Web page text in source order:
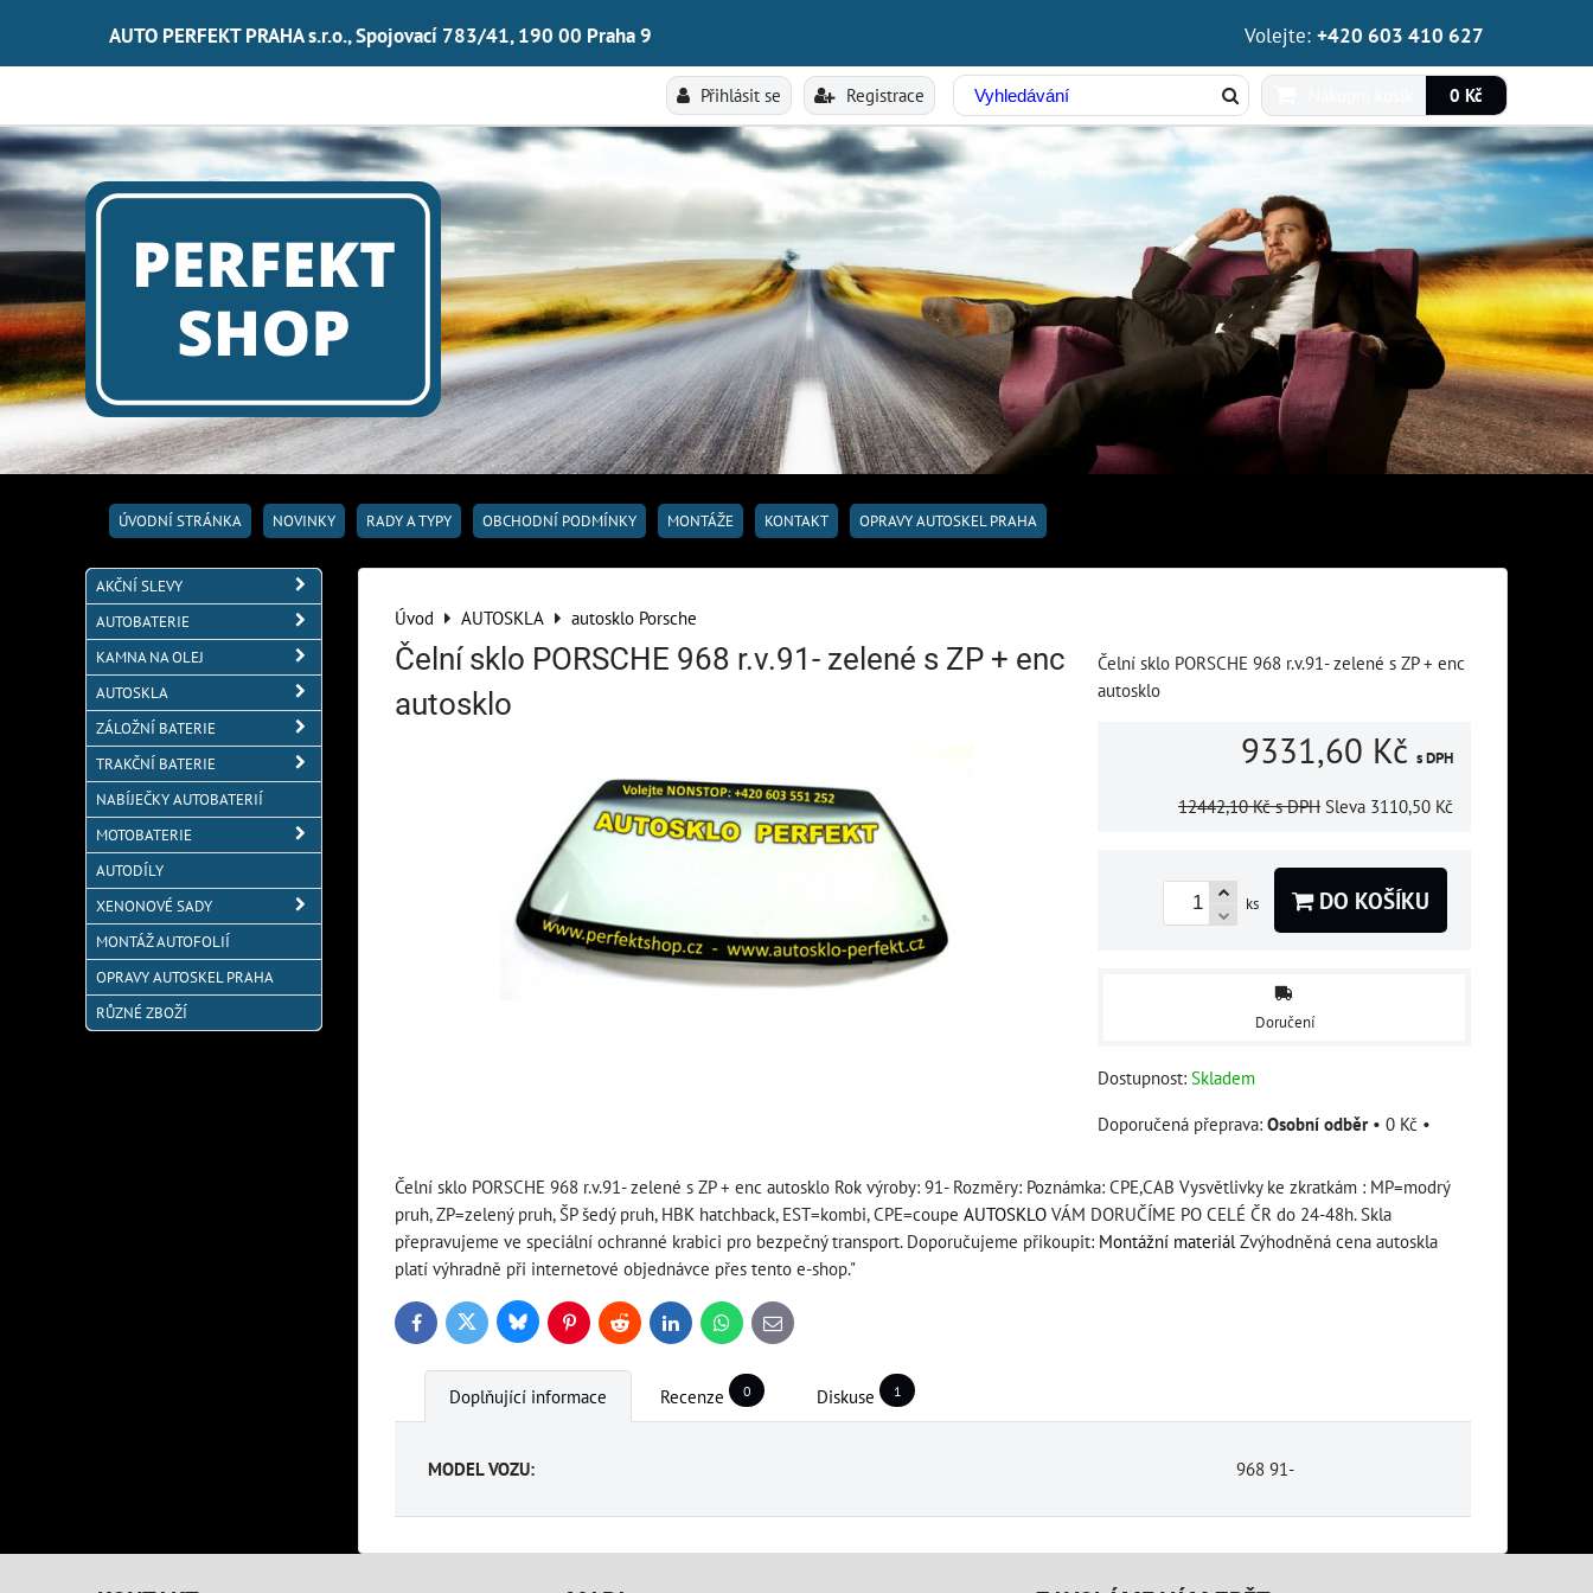
AUTO PERFEKT PRAHA s.r.o., Spojovací 783/41, 190 00 Praha 9 Volejte: +420 603 410 627
Přihlásit se Registrace 0 Kč
ÚVODNÍ STRÁNKA NOVINKY RADY A TYPY OBCHODNÍ PODMÍNKY MONTÁŽE KONTAKT OPRAVY AUTOSKEL PRAHA
Úvod AUTOSKLA autosklo Porsche
Čelní sklo PORSCHE 968 r.v.91- zelené s ZP + enc
autosklo
Čelní sklo PORSCHE 968 r.v.91- zelené s ZP + enc
autosklo
9331,60 Kč s DPH
12442,10 Kč s DPH Sleva 3110,50 Kč
ks DO KOŠÍKU
Doručení
Dostupnost: Skladem
Osobní odběr • 0 Kč •
Čelní sklo PORSCHE 968 r.v.91- zelené s ZP + enc autosklo Rok výroby: 91- Rozměry: Poznámka: CPE,CAB Vysvětlivky ke zkratkám : MP=modrý
pruh, ZP=zelený pruh, ŠP šedý pruh, HBK hatchback, EST=kombi, CPE=coupe AUTOSKLO VÁM DORUČÍME PO CELÉ ČR do 24-48h. Skla
přepravujeme ve speciální ochranné krabici pro bezpečný transport. Doporučujeme přikoupit: Montážní materiálZvýhodněná cena autoskla
platí výhradně při internetové objednávce přes tento e-shop."
FacebookTwitter BlueskyPinterestReddit LinkedInWhatsApp
E-
mail
Doplňující informace Recenze 0 Diskuse 1
MODEL VOZU: 968 91-
AKČNÍ SLEVY
AUTOBATERIE
KAMNA NA OLEJ
AUTOSKLA
ZÁLOŽNÍ BATERIE
TRAKČNÍ BATERIE
NABÍJEČKY AUTOBATERIÍ
MOTOBATERIE
AUTODÍLY
XENONOVÉ SADY
MONTÁŽ AUTOFOLIÍ
OPRAVY AUTOSKEL PRAHA
RŮZNÉ ZBOŽÍ